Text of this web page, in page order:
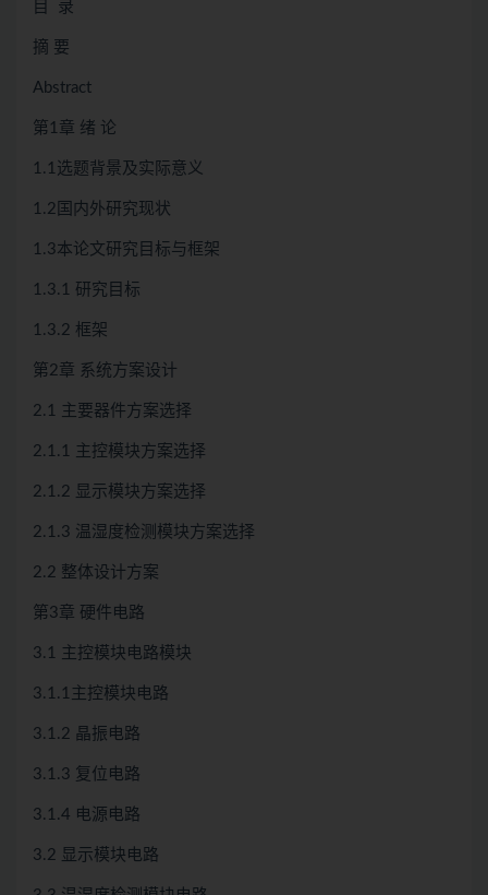
目 录
摘 要
Abstract
第1章 绪 论
1.1选题背景及实际意义
1.2国内外研究现状
1.3本论文研究目标与框架
1.3.1 研究目标
1.3.2 框架
第2章 系统方案设计
2.1 主要器件方案选择
2.1.1 主控模块方案选择
2.1.2 显示模块方案选择
2.1.3 温湿度检测模块方案选择
2.2 整体设计方案
第3章 硬件电路
3.1 主控模块电路模块
3.1.1主控模块电路
3.1.2 晶振电路
3.1.3 复位电路
3.1.4 电源电路
3.2 显示模块电路